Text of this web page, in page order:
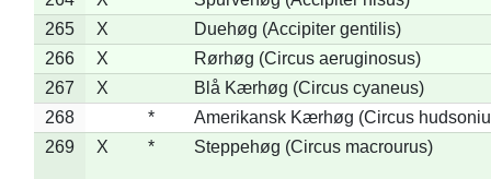
265
X
Duehøg (Accipiter gentilis)
266
X
Rørhøg (Circus aeruginosus)
267
X
Blå Kærhøg (Circus cyaneus)
268
*
Amerikansk Kærhøg (Circus
269
X * Steppehøg (Circus macrourus)